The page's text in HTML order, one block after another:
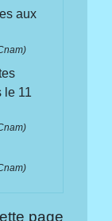
aux
le 11
page